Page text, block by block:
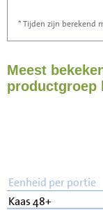
Stofzuigen
Strijken
* Tijden zijn berekend
Meest
productgroep
Eenheid per portie
Kaas 48+